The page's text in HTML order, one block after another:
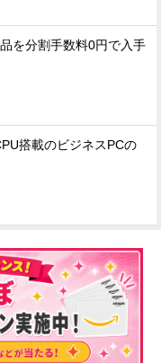
を分割手数料0円で入手
搭載のビジネスPCの